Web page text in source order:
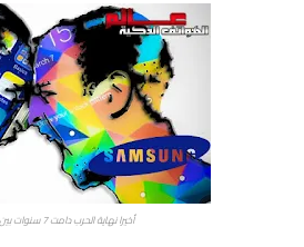
أخيرا نهاية الحرب دامت 7 سنوات بين آبل و سامسونج